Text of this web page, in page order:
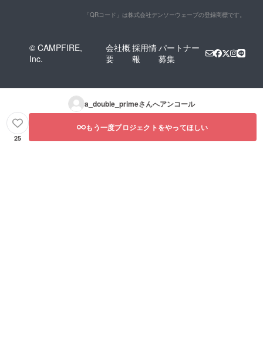
「QRコード」は株式会社デンソーウェーブの登録商標です。
© CAMPFIRE,
Inc.
会社概
要
採用情
報
パートナー
募集
a_double_primeさんへアンコール
25
もう一度プロジェクトをやってほしい